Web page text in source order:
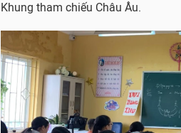
Khung tham chiếu Châu Âu.